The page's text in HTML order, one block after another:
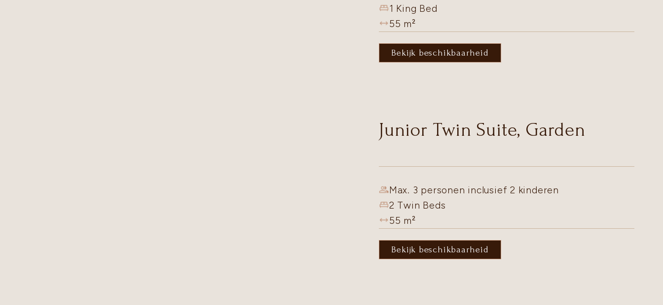
1 King Bed
55 m²
Bekijk beschikbaarheid
Junior Twin Suite, Garden
Max. 3 personen inclusief 2 kinderen
2 Twin Beds
55 m²
Bekijk beschikbaarheid